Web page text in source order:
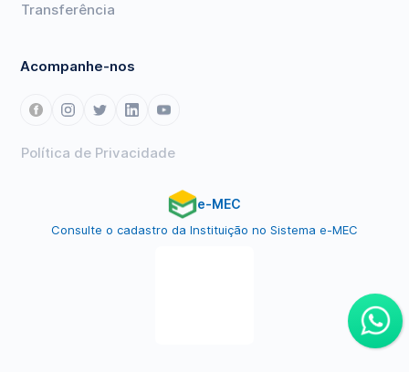
Transferência
Acompanhe-nos
Política de Privacidade
e-MEC
Consulte o cadastro da Instituição no Sistema e-MEC